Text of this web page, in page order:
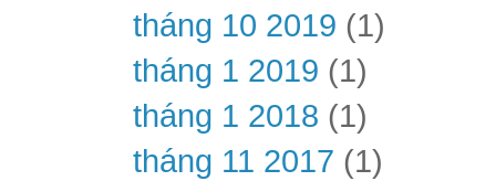
tháng 10 2019 (1)
tháng 1 2019 (1)
tháng 1 2018 (1)
tháng 11 2017 (1)